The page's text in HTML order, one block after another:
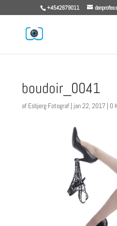
+4542679011
boudoir_0041
af Esbjerg Fotograf| jan 22, 2017| 0